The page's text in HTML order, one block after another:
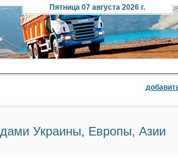
Пятница07 августа 2026 г.
Украины, Европы, Азии